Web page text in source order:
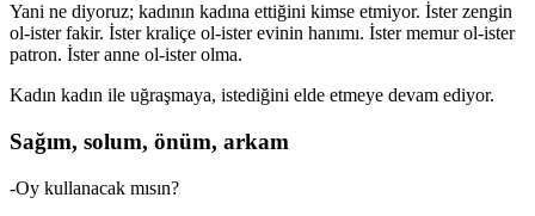
Yani ne diyoruz; kadının kadına ettiğini kimse etmiyor. İster zengin
ol-ister fakir. İster kraliçe ol-ister evinin hanımı. İster memur ol-ister
patron. İster anne ol-ister olma.
Kadın kadın ile uğraşmaya, istediğini elde etmeye devam ediyor.
Sağım, solum, önüm, arkam
-Oy kullanacak mısın?